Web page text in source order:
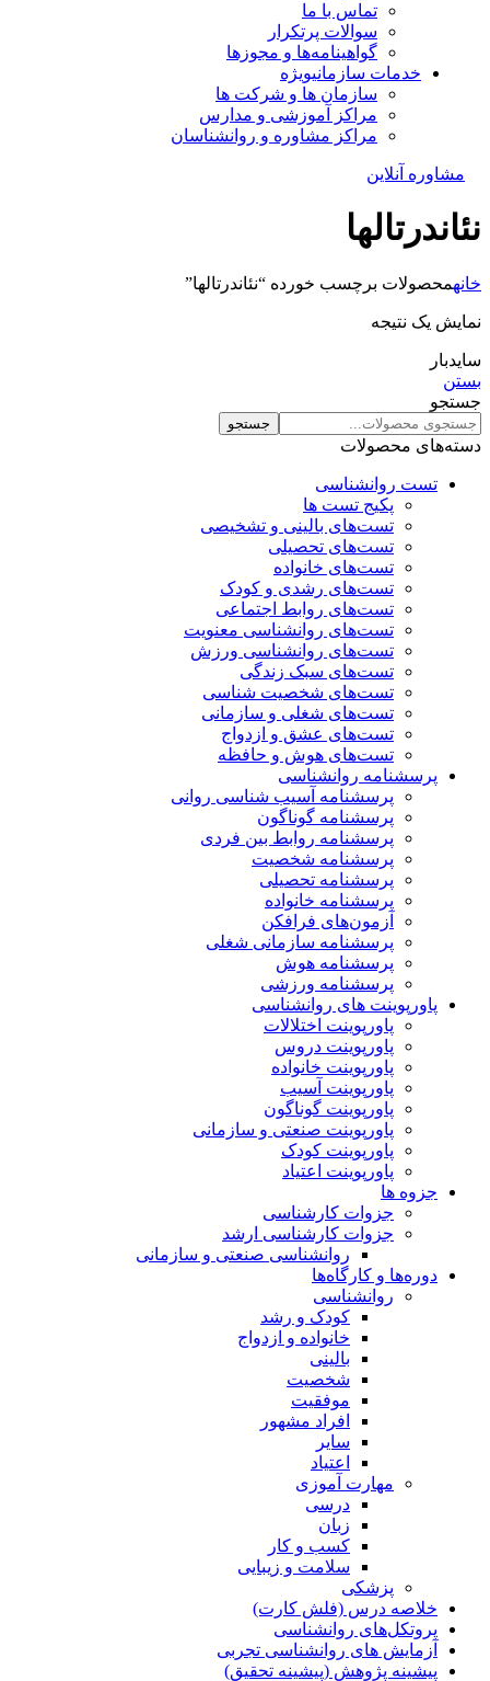
تماس با ما
سوالات پرتکرار
گواهینامه‌ها و مجوزها
خدمات سازمانیویژه
سازمان ها و شرکت ها
مراکز آموزشی و مدارس
مراکز مشاوره و روانشناسان
مشاوره آنلاین
نئاندرتالها
خانهمحصولات برچسب خورده “نئاندرتالها”
نمایش یک نتیجه
سایدبار
بستن
جستجو
جستجو
دسته‌های محصولات
تست روانشناسی
پکیج تست ها
تست‌های بالینی و تشخیصی
تست‌های تحصیلی
تست‌های خانواده
تست‌های رشدی و کودک
تست‌های روابط اجتماعی
تست‌های روانشناسی معنویت
تست‌های روانشناسی ورزش
تست‌های سبک زندگی
تست‌های شخصیت شناسی
تست‌های شغلی و سازمانی
تست‌های عشق و ازدواج
تست‌های هوش و حافظه
پرسشنامه روانشناسی
پرسشنامه آسیب شناسی روانی
پرسشنامه گوناگون
پرسشنامه روابط بین فردی
پرسشنامه شخصیت
پرسشنامه تحصیلی
پرسشنامه خانواده
آزمون‌های فرافکن
پرسشنامه سازمانی شغلی
پرسشنامه هوش
پرسشنامه ورزشی
پاورپوینت های روانشناسی
پاورپوینت اختلالات
پاورپوینت دروس
پاورپوینت خانواده
پاورپوینت آسیب
پاورپوینت گوناگون
پاورپوینت صنعتی و سازمانی
پاورپوینت کودک
پاورپوینت اعتیاد
جزوه ها
جزوات کارشناسی
جزوات کارشناسی ارشد
روانشناسی صنعتی و سازمانی
دوره‌ها و کارگاه‌ها
روانشناسی
کودک و رشد
خانواده و ازدواج
بالینی
شخصیت
موفقیت
افراد مشهور
سایر
اعتیاد
مهارت آموزی
درسی
زبان
کسب و کار
سلامت و زیبایی
پزشکی
خلاصه درس (فلش کارت)
پروتکل‌های روانشناسی
آزمایش های روانشناسی تجربی
پیشینه پژوهش (پیشینه تحقیق)